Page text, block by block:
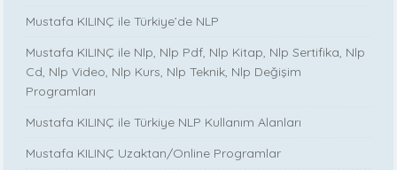
Mustafa KILINÇ ile Türkiye’de NLP
Mustafa KILINÇ ile Nlp, Nlp Pdf, Nlp Kitap, Nlp Sertifika, Nlp
Cd, Nlp Video, Nlp Kurs, Nlp Teknik, Nlp Değişim
Programları
Mustafa KILINÇ ile Türkiye NLP Kullanım Alanları
Mustafa KILINÇ Uzaktan/Online Programlar